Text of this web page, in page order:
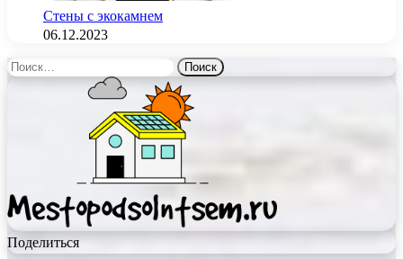
Стены с экокамнем
06.12.2023
Найти:
Поделиться